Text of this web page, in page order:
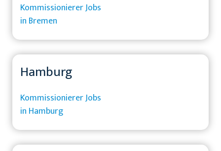
Kommissionierer Jobs
in Bremen
Hamburg
Kommissionierer Jobs
in Hamburg